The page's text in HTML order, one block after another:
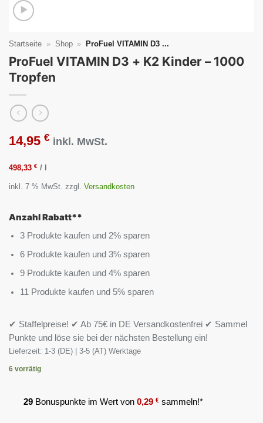
Startseite » Shop » ProFuel VITAMIN D3 ...
ProFuel VITAMIN D3 + K2 Kinder – 1000
Tropfen
14,95 € inkl. MwSt.
498,33 € /
inkl. 7 % MwSt. zzgl. Versandkosten
Anzahl Rabatt**
3 Produkte kaufen und 2% sparen
6 Produkte kaufen und 3% sparen
9 Produkte kaufen und 4% sparen
11 Produkte kaufen und 5% sparen
✔ Staffelpreise! ✔ Ab 75€ in DE Versandkostenfrei ✔ Sammel
Punkte und löse sie bei der nächsten Bestellung ein!
Lieferzeit: 1-3 (DE) | 3-5 (AT) Werktage
6 vorrätig
29 Bonuspunkte im Wert von 0,29 € sammeln!*